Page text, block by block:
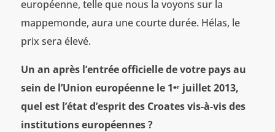
européenne, telle que nous la voyons sur la
mappemonde, aura une courte durée. Hélas, le
prix sera élevé.
Un an après l’entrée officielle de votre pays au
sein de l’Union européenne le 1erjuillet 2013,
quel est l’état d’esprit des Croates vis-à-vis des
institutions européennes ?